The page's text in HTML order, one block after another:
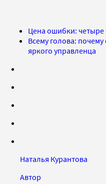
Цена ошибки:
Всему голова:
яркого управленца
Наталья Курантова
Автор